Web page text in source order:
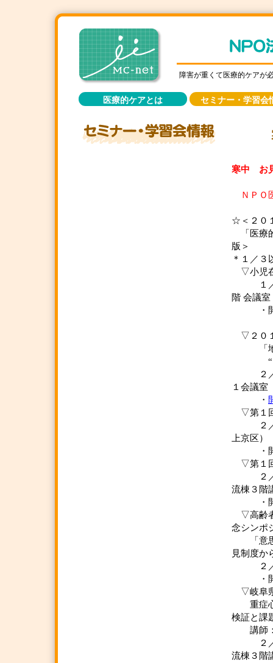
障害が重くて医療的ケアが
医療的ケアとは セミナー・学習会
寒中 お
ＮＰＯ
☆＜２０
「医療
版＞
＊１／
▽小児
１／１
階 会議室
・開
▽２０１
「地域
“どん
２／
１会議室
・
▽第１回
２／
上京区）
・開
▽第１
２／１
流棟３階
・開
▽高齢者
念シンポ
「意思
見制度
２／２
・開
▽岐阜県
重症心
検証と
講師：
２／２
流棟３階